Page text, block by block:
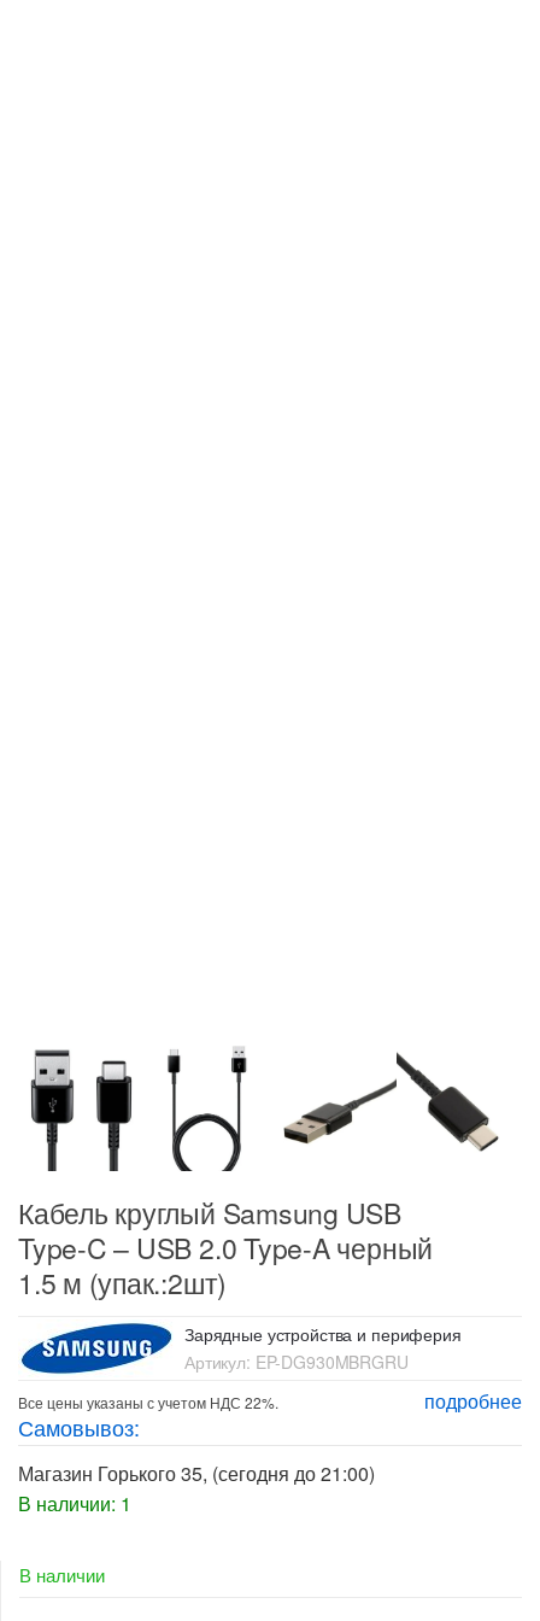
Кабель круглый Samsung USB
Type-C – USB 2.0 Type-A черный
1.5 м (упак.:2шт)
Зарядные устройства и периферия
Артикул: EP-DG930MBRGRU
подробнее
Все цены указаны с учетом НДС 22%.
Самовывоз:
Магазин Горького 35, (сегодня до 21:00)
В наличии: 1
В наличии